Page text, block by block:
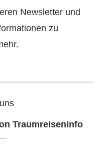
Newsletter und
zu
Traumreiseninfo